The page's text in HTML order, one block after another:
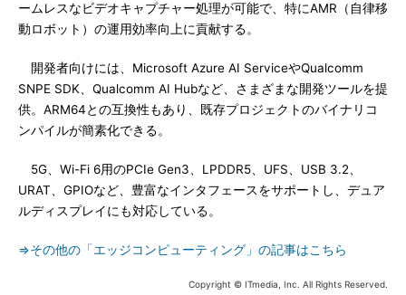
ームレスなビデオキャプチャー処理が可能で、特にAMR（自律移
動ロボット）の運用効率向上に貢献する。
開発者向けには、Microsoft Azure AI ServiceやQualcomm
SNPE SDK、Qualcomm AI Hubなど、さまざまな開発ツールを提
供。ARM64との互換性もあり、既存プロジェクトのバイナリコ
ンパイルが簡素化できる。
5G、Wi-Fi 6用のPCIe Gen3、LPDDR5、UFS、USB 3.2、
URAT、GPIOなど、豊富なインタフェースをサポートし、デュア
ルディスプレイにも対応している。
⇒その他の「エッジコンピューティング」の記事はこちら
Copyright © ITmedia, Inc. All Rights Reserved.